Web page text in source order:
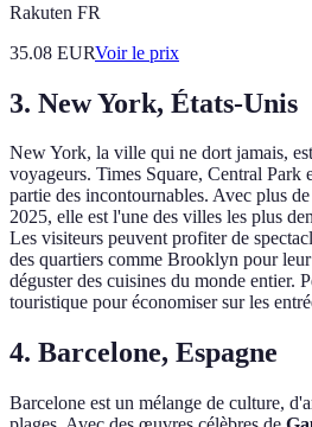
Rakuten FR
35.08 EURVoir le prix
3. New York, États-Unis
New York, la ville qui ne dort jamais,
voyageurs. Times Square, Central Park
partie des incontournables. Avec plus
2025, elle est l'une des villes les plus
Les visiteurs peuvent profiter de
des quartiers comme Brooklyn pour
déguster des cuisines du monde entier.
touristique pour économiser sur les
4. Barcelone, Espagne
Barcelone est un mélange de culture,